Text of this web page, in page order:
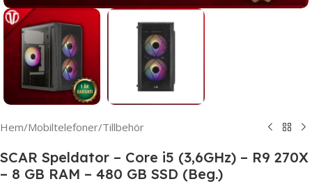
Hem/Mobiltelefoner/Tillbehör
SCAR Speldator – Core i5 (3,6GHz) – R9 270X
– 8 GB RAM – 480 GB SSD (Beg.)